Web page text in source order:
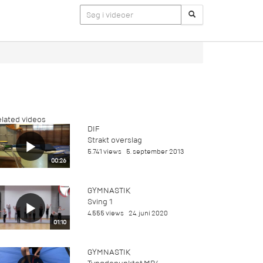
videos
00:26
DIF
Strakt overslag
5.741 views 5. september 2013
01:10
GYMNASTIK
Sving 1
4.555 views 24. juni 2020
GYMNASTIK